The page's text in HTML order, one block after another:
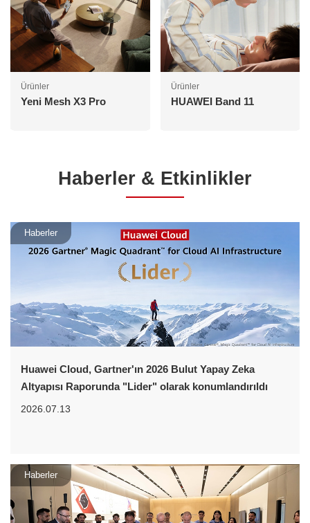
Ürünler
Yeni Mesh X3 Pro
Ürünler
HUAWEI Band 11
Haberler & Etkinlikler
Haberler
Huawei Cloud, Gartner'ın 2026 Bulut Yapay Zeka
Altyapısı Raporunda "Lider" olarak konumlandırıldı
2026.07.13
Haberler